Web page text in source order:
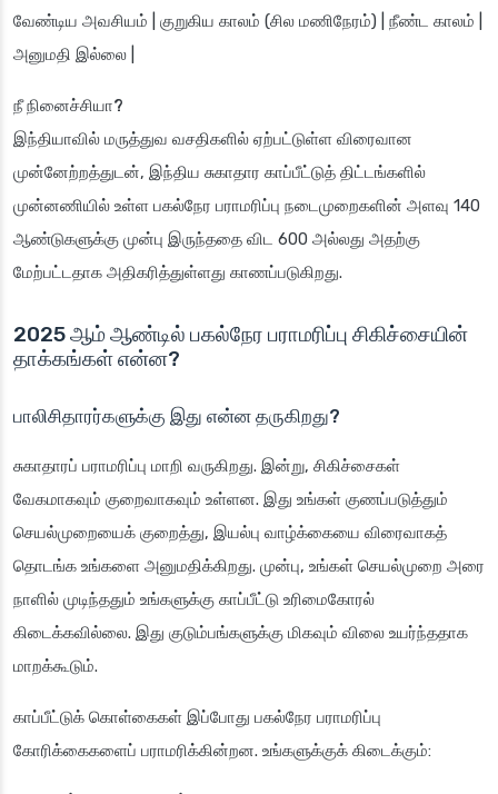
வேண்டிய அவசியம் | குறுகிய காலம் (சில மணிநேரம்) | நீண்ட காலம் |
அனுமதி இல்லை |
நீ நினைச்சியா?
இந்தியாவில் மருத்துவ வசதிகளில் ஏற்பட்டுள்ள விரைவான
முன்னேற்றத்துடன், இந்திய சுகாதார காப்பீட்டுத் திட்டங்களில்
முன்னணியில் உள்ள பகல்நேர பராமரிப்பு நடைமுறைகளின் அளவு 140
ஆண்டுகளுக்கு முன்பு இருந்ததை விட 600 அல்லது அதற்கு
மேற்பட்டதாக அதிகரித்துள்ளது காணப்படுகிறது.
2025 ஆம் ஆண்டில் பகல்நேர பராமரிப்பு சிகிச்சையின்
தாக்கங்கள் என்ன?
பாலிசிதாரர்களுக்கு இது என்ன தருகிறது?
சுகாதாரப் பராமரிப்பு மாறி வருகிறது. இன்று, சிகிச்சைகள்
வேகமாகவும் குறைவாகவும் உள்ளன. இது உங்கள் குணப்படுத்தும்
செயல்முறையைக் குறைத்து, இயல்பு வாழ்க்கையை விரைவாகத்
தொடங்க உங்களை அனுமதிக்கிறது. முன்பு, உங்கள் செயல்முறை அரை
நாளில் முடிந்ததும் உங்களுக்கு காப்பீட்டு உரிமைகோரல்
கிடைக்கவில்லை. இது குடும்பங்களுக்கு மிகவும் விலை உயர்ந்ததாக
மாறக்கூடும்.
காப்பீட்டுக் கொள்கைகள் இப்போது பகல்நேர பராமரிப்பு
கோரிக்கைகளைப் பராமரிக்கின்றன. உங்களுக்குக் கிடைக்கும்: